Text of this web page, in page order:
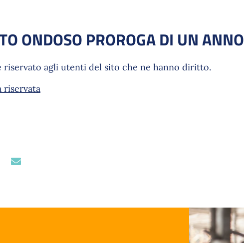
ONDOSO PROROGA DI UN ANNO
riservato agli utenti del sito che ne hanno diritto.
riservata